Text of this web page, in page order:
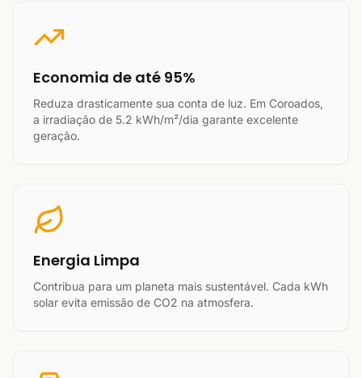
Economia de até 95%
Reduza drasticamente sua conta de luz. Em Coroados,
a irradiação de 5.2 kWh/m²/dia garante excelente
geração.
Energia Limpa
Contribua para um planeta mais sustentável. Cada kWh
solar evita emissão de CO2 na atmosfera.